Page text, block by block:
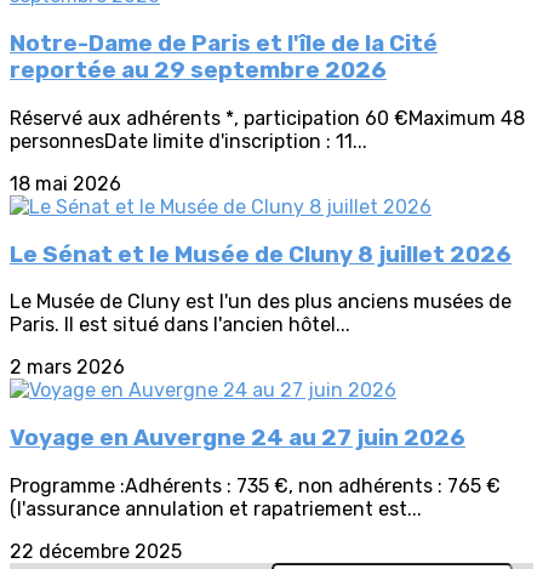
Notre-Dame de Paris et l'île de la Cité
reportée au 29 septembre 2026
Réservé aux adhérents *, participation 60 €Maximum 48
personnesDate limite d'inscription : 11...
18 mai 2026
Le Sénat et le Musée de Cluny 8 juillet 2026
Le Musée de Cluny est l'un des plus anciens musées de
Paris. Il est situé dans l'ancien hôtel...
2 mars 2026
Voyage en Auvergne 24 au 27 juin 2026
Programme :Adhérents : 735 €, non adhérents : 765 €
(l'assurance annulation et rapatriement est...
22 décembre 2025